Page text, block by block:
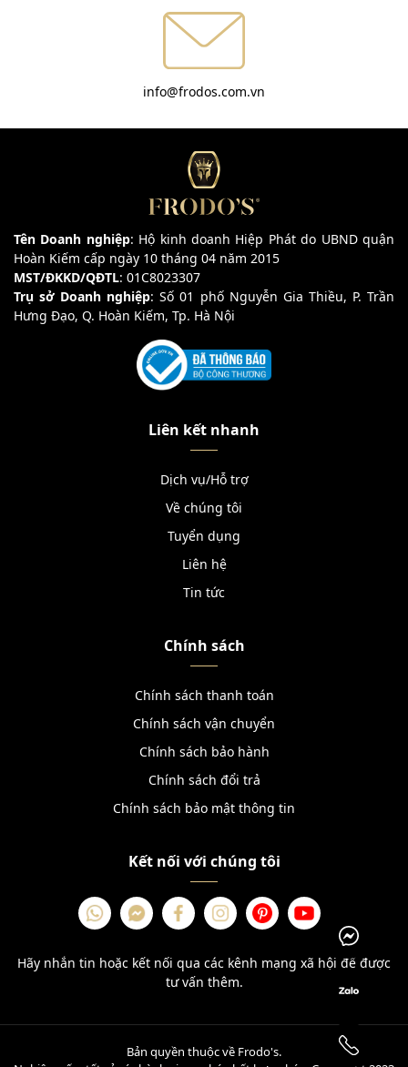
info@frodos.com.vn
Tên Doanh nghiệp: Hộ kinh doanh Hiệp Phát do UBND quận
Hoàn Kiếm cấp ngày 10 tháng 04 năm 2015
MST/ĐKKD/QĐTL: 01C8023307
Trụ sở Doanh nghiệp: Số 01 phố Nguyễn Gia Thiều, P. Trần
Hưng Đạo, Q. Hoàn Kiếm, Tp. Hà Nội
Liên kết nhanh
Dịch vụ/Hỗ trợ
Về chúng tôi
Tuyển dụng
Liên hệ
Tin tức
Chính sách
Chính sách thanh toán
Chính sách vận chuyển
Chính sách bảo hành
Chính sách đổi trả
Chính sách bảo mật thông tin
Kết nối với chúng tôi
Hãy nhắn tin hoặc kết nối qua các kênh mạng xã hội để được
tư vấn thêm.
Bản quyền thuộc về Frodo's.